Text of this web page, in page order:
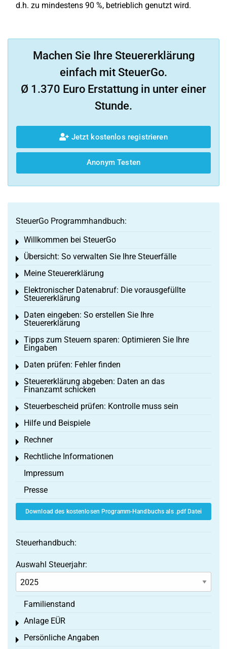
d.h. zu mindestens 90 %, betrieblich genutzt wird.
Machen Sie Ihre Steuererklärung
einfach mit SteuerGo.
Ø 1.370 Euro Erstattung in unter einer
Stunde.
Jetzt kostenlos registrieren
Anonym Testen
SteuerGo Programmhandbuch:
Willkommen bei SteuerGo
Toggle menu
Übersicht: So verwalten Sie Ihre Steuerfälle
Toggle menu
Meine Steuererklärung
Toggle menu
Elektronischer Datenabruf: Die vorausgefüllte
Steuererklärung
Toggle menu
Daten eingeben: So erstellen Sie Ihre
Steuererklärung
Toggle menu
Tipps zum Steuern sparen: Optimieren Sie Ihre
Eingaben
Toggle menu
Daten prüfen: Fehler finden
Toggle menu
Steuererklärung abgeben: Daten an das
Finanzamt schicken
Toggle menu
Steuerbescheid prüfen: Kontrolle muss sein
Toggle menu
Hilfe und Beispiele
Toggle menu
Rechner
Toggle menu
Rechtliche Informationen
Toggle menu
Impressum
Presse
Download des kostenlosen Programm-Handbuchs als .pdf Datei
Steuerhandbuch:
Auswahl Steuerjahr:
Familienstand
Anlage EÜR
Toggle menu
Persönliche Angaben
Toggle menu